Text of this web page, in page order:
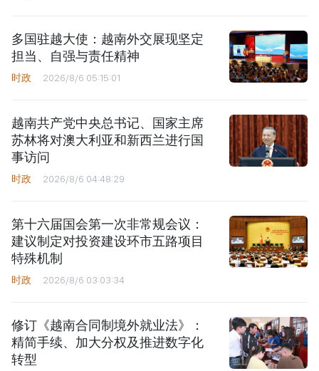
多国驻越大使：越南外交展现坚定
担当、自强与责任精神
时政 2026/8/6 05:15:01
越南共产党中央总书记、国家主席
苏林将对澳大利亚和新西兰进行国
事访问
时政 2026/8/6 04:48:29
第十六届国会第一次非常规会议：
建议制定对投资建设环市五路项目
特殊机制
时政 2026/8/6 03:03:34
修订《越南合同制境外就业法》：
精简手续、加大分权及推进数字化
转型